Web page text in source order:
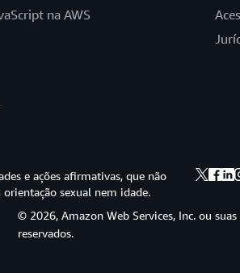
na AWS
e ações afirmativas, que não
sexual nem idade.
© 2026, Amazon Web Services, Inc. ou
reservados.